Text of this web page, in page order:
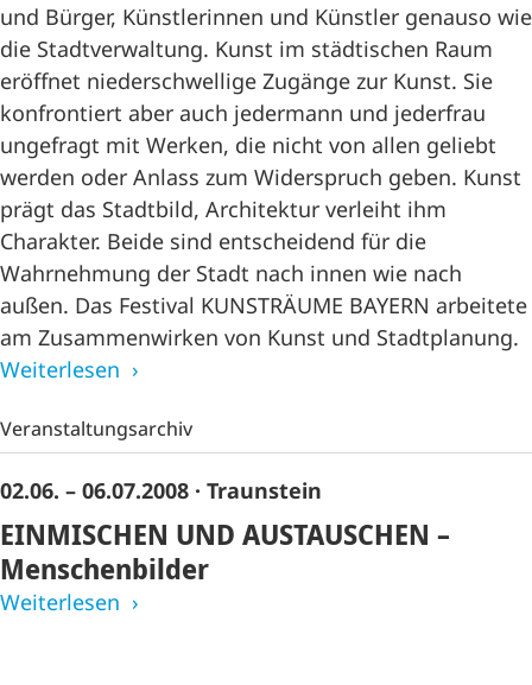
und Bürger, Künstlerinnen und Künstler genauso wie
die Stadtverwaltung. Kunst im städtischen Raum
eröffnet niederschwellige Zugänge zur Kunst. Sie
konfrontiert aber auch jedermann und jederfrau
ungefragt mit Werken, die nicht von allen geliebt
werden oder Anlass zum Widerspruch geben. Kunst
prägt das Stadtbild, Architektur verleiht ihm
Charakter. Beide sind entscheidend für die
Wahrnehmung der Stadt nach innen wie nach
außen. Das Festival KUNSTRÄUME BAYERN arbeitete
am Zusammenwirken von Kunst und Stadtplanung.
Weiterlesen
Veranstaltungsarchiv
02.06. – 06.07.2008 · Traunstein
EINMISCHEN UND AUSTAUSCHEN –
Menschenbilder
Weiterlesen